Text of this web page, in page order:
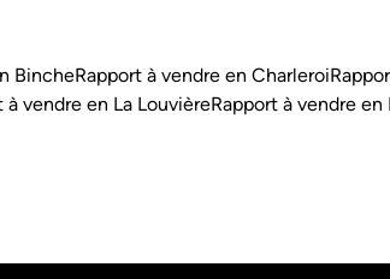
BincheRapport à vendre en Charleroi
à vendre en La LouvièreRapport à vendre